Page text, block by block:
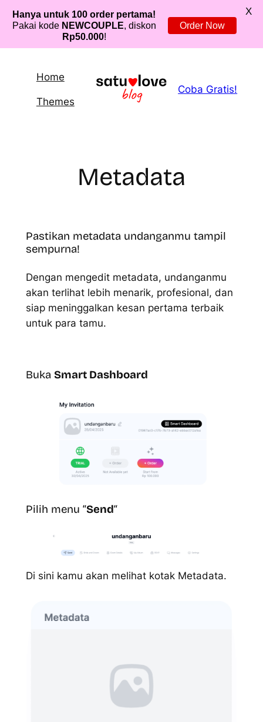
Home
Themes
Coba Gratis!
Metadata
Pastikan metadata undanganmu tampil
sempurna!
Dengan mengedit metadata, undanganmu
akan terlihat lebih menarik, profesional, dan
siap meninggalkan kesan pertama terbaik
untuk para tamu.
Buka Smart Dashboard
Pilih menu “Send“
Di sini kamu akan melihat kotak Metadata.
Hanya untuk 100 order pertama!
Pakai kode NEWCOUPLE, diskon
Rp50.000!
Order Now
X